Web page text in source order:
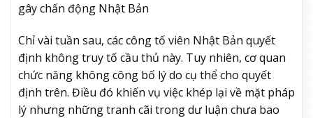
gây chấn động Nhật Bản
Chỉ vài tuần sau, các công tố viên Nhật Bản quyết
định không truy tố cầu thủ này. Tuy nhiên, cơ quan
chức năng không công bố lý do cụ thể cho quyết
định trên. Điều đó khiến vụ việc khép lại về mặt pháp
lý nhưng những tranh cãi trong dư luận chưa bao